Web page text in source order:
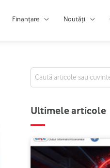
Finanțare Noutăți
Ultimele articole